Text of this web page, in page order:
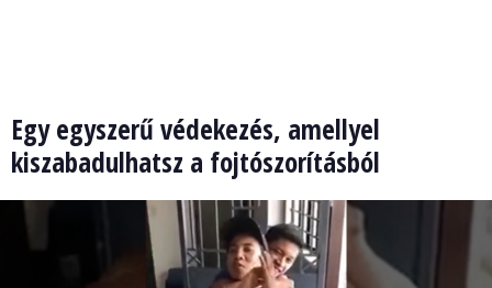
Egy egyszerű védekezés, amellyel
kiszabadulhatsz a fojtószorításból